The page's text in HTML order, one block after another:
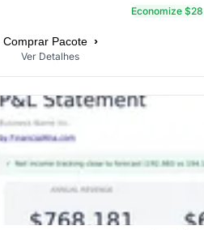
Economize $28
Comprar Pacote ›
Ver Detalhes